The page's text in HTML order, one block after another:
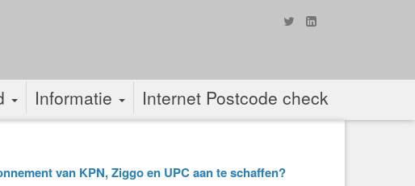
Informatie Internet Postcode check
van KPN, Ziggo en UPC aan te schaffen?